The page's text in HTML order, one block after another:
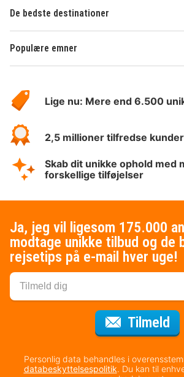
De bedste destinationer
Populære emner
HotelSpecials
Lige nu: Mere end 6.500
2,5 millioner tilfredse
Skab dit unikke ophold med
forskellige tilføjelser
Ja, jeg vil ligesom 175.000
modtage unikke tilbud og de
rejsetips på e-mail hver uge!
Tilmeld
Personlig data behandles i
databeskyttelsespolitik. Du kan til